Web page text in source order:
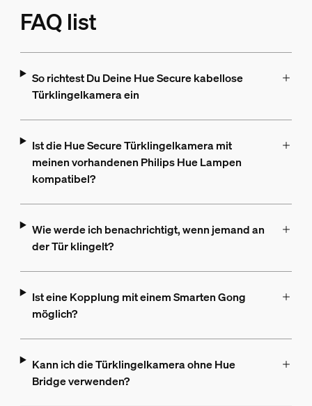
FAQ list
So richtest Du Deine Hue Secure kabellose
Türklingelkamera ein
Ist die Hue Secure Türklingelkamera mit
meinen vorhandenen Philips Hue Lampen
kompatibel?
Wie werde ich benachrichtigt, wenn jemand an
der Tür klingelt?
Ist eine Kopplung mit einem Smarten Gong
möglich?
Kann ich die Türklingelkamera ohne Hue
Bridge verwenden?